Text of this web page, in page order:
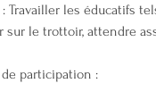
Travailler les éducatifs
sur le trottoir, attendre
participation :